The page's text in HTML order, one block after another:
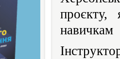
проєкту,
навичкам